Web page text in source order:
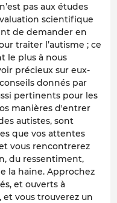
pas aux études
scientifique
de demander en
traiter l’autisme ; ce
le plus à nous
précieux sur eux-
donnés par
pertinents pour les
manières d'entrer
autistes, sont
que vos attentes
vous rencontrerez
du ressentiment,
la haine. Approchez
et ouverts à
vous trouverez un